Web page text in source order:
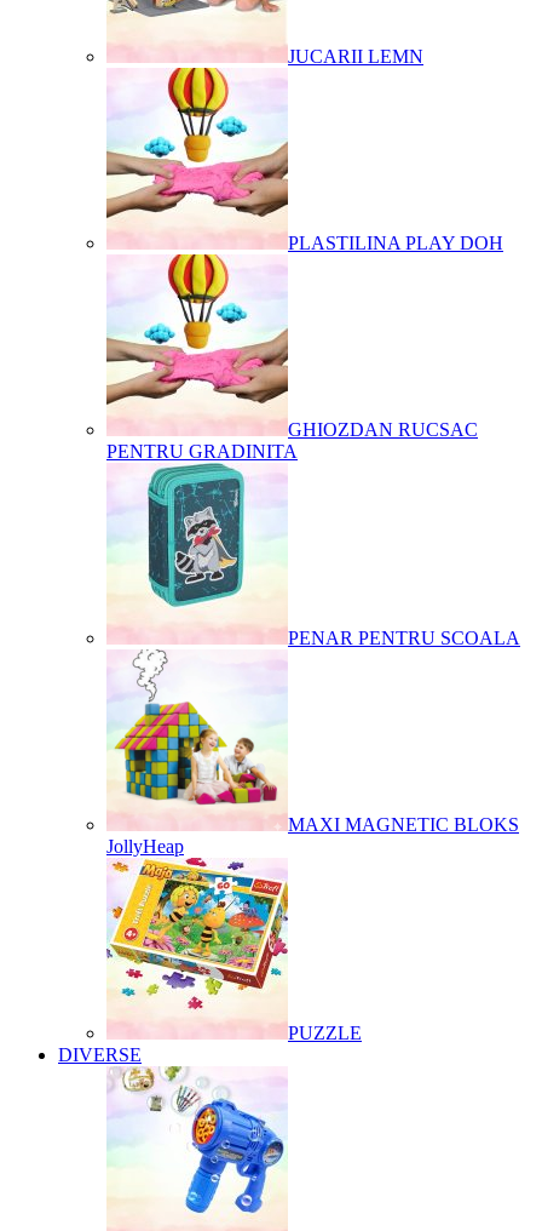
JUCARII LEMN
PLASTILINA PLAY DOH
GHIOZDAN RUCSAC
PENTRU GRADINITA
PENAR PENTRU SCOALA
MAXI MAGNETIC BLOKS
JollyHeap
PUZZLE
DIVERSE